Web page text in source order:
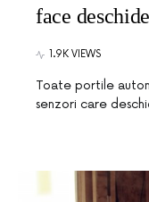
face
1.9K VIEWS
Toate portile
senzori care